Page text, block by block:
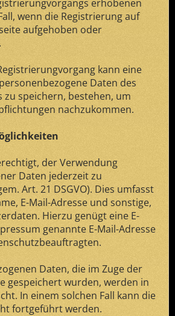
erhobenen
wenn die Registrierung auf
aufgehoben oder
kann eine
Daten des
speichern, bestehen, um
nachzukommen.
der Verwendung
Daten jederzeit zu
Art. 21 DSGVO). Dies umfasst
E-Mail-Adresse und sonstige,
Hierzu genügt eine E-
genannte E-Mail-Adresse
Daten, die im Zuge der
gespeichert wurden, werden in
In einem solchen Fall kann die
fortgeführt werden.